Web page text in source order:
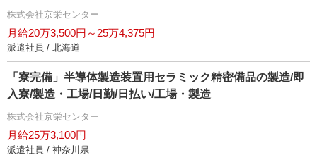
株式会社京栄センター
月給20万3,500円～25万4,375円
派遣社員 / 北海道
「寮完備」半導体製造装置用セラミック精密備品の製造/即
入寮/製造・工場/日勤/日払い/工場・製造
株式会社京栄センター
月給25万3,100円
派遣社員 / 神奈川県